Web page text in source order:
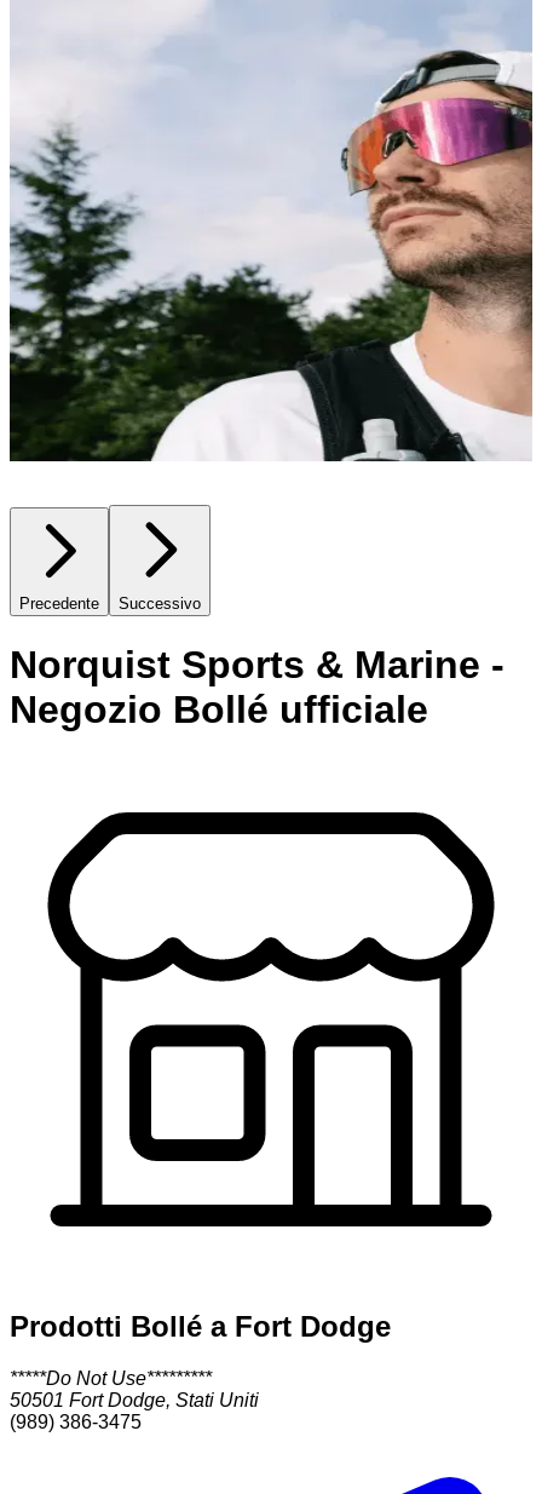
Precedente Successivo
Norquist Sports & Marine -
Negozio Bollé ufficiale
Prodotti Bollé a Fort Dodge
*****Do Not Use*********
50501 Fort Dodge, Stati Uniti
(989) 386-3475